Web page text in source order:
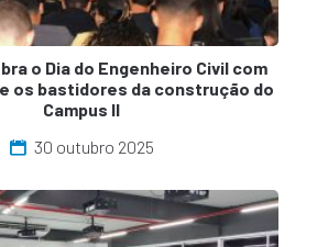
o Dia do Engenheiro Civil com
os bastidores da construção do
Campus II
30 outubro 2025